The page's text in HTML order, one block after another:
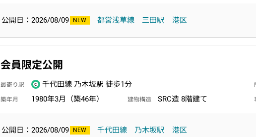
公開日：2026/08/09 都営浅草線 三田駅 港区
会員限定公開
最寄り駅 千代田線 乃木坂駅 徒歩1分
築年月 1980年3月（築46年） 建物構造 SRC造 8階建て
公開日：2026/08/09 千代田線 乃木坂駅 港区